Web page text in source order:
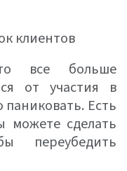
клиентов
все больше
от участия в
Есть
можете сделать
переубедить